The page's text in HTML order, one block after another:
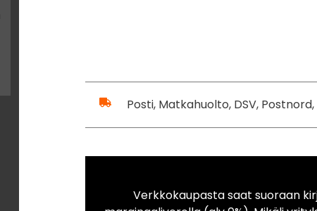
Posti, Matkahuolto, DSV,
Verkkokaupasta saat suoraan